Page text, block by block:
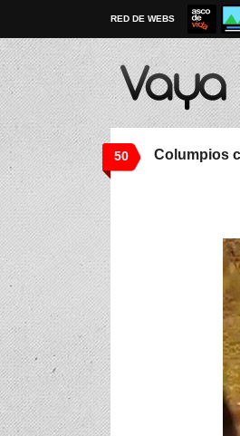
RED DE WEBS
50 Columpios